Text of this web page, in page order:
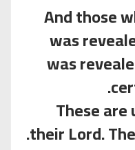
4 - And
was
was
5 These
their Lord.